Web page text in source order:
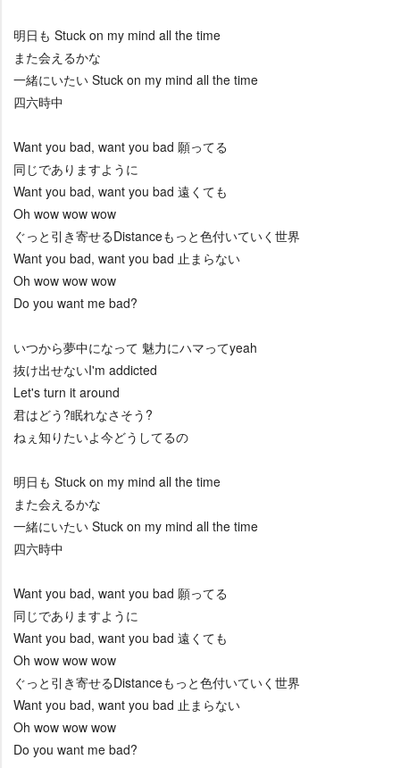
明日も Stuck on my mind all the time
また会えるかな
一緒にいたい Stuck on my mind all the time
四六時中
Want you bad, want you bad 願ってる
同じでありますように
Want you bad, want you bad 遠くても
Oh wow wow wow
ぐっと引き寄せるDistanceもっと色付いていく世界
Want you bad, want you bad 止まらない
Oh wow wow wow
Do you want me bad?
いつから夢中になって 魅力にハマってyeah
抜け出せないI'm addicted
Let's turn it around
君はどう?眠れなさそう?
ねぇ知りたいよ今どうしてるの
明日も Stuck on my mind all the time
また会えるかな
一緒にいたい Stuck on my mind all the time
四六時中
Want you bad, want you bad 願ってる
同じでありますように
Want you bad, want you bad 遠くても
Oh wow wow wow
ぐっと引き寄せるDistanceもっと色付いていく世界
Want you bad, want you bad 止まらない
Oh wow wow wow
Do you want me bad?